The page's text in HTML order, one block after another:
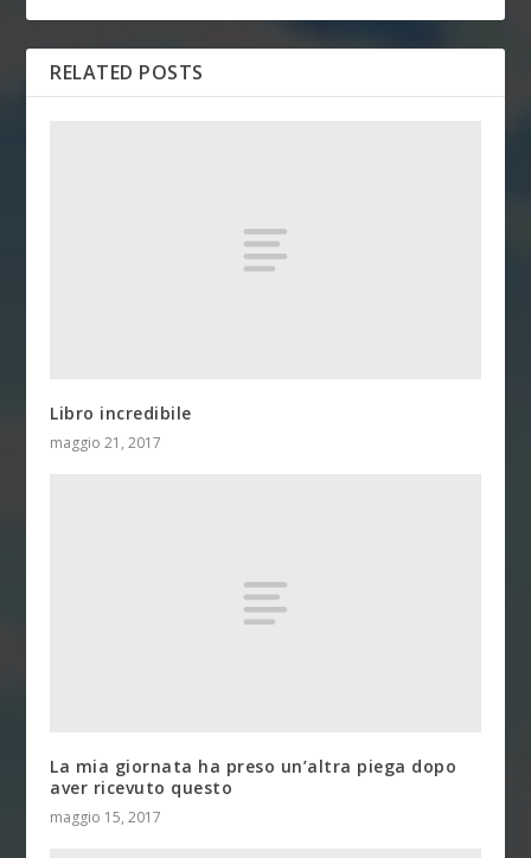
RELATED POSTS
Libro incredibile
maggio 21, 2017
La mia giornata ha preso un’altra piega dopo
aver ricevuto questo
maggio 15, 2017